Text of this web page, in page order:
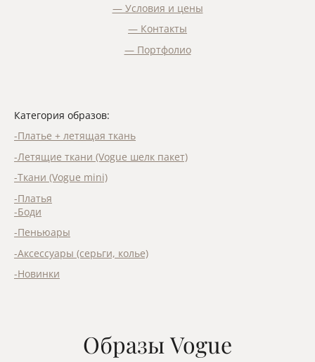
— Условия и цены
— Контакты
— Портфолио
Категория образов:
-Платье + летящая ткань
-Летящие ткани (Vogue шелк пакет)
-Ткани (Vogue mini)
-Платья
-Боди
-Пеньюары
-Аксессуары (серьги, колье)
-Новинки
Образы Vogue